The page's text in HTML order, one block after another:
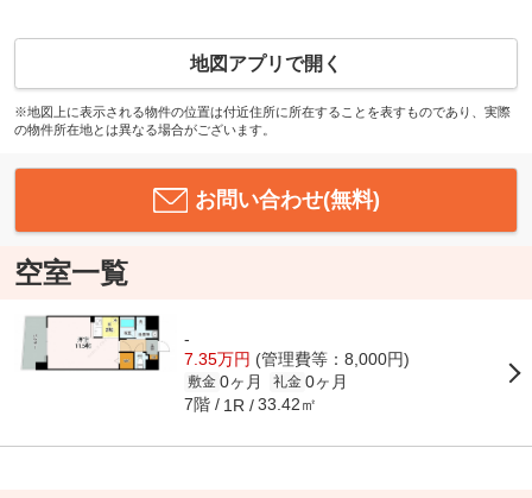
地図アプリで開く
※地図上に表示される物件の位置は付近住所に所在することを表すものであり、実際
の物件所在地とは異なる場合がございます。
お問い合わせ(無料)
空室一覧
-
7.35万円 (管理費等：8,000円)
敷金 0ヶ月 礼金 0ヶ月
7階 1R 33.42㎡